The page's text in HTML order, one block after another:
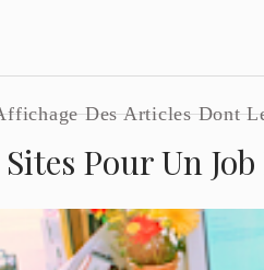
Des Articles Dont
Sites Pour Un